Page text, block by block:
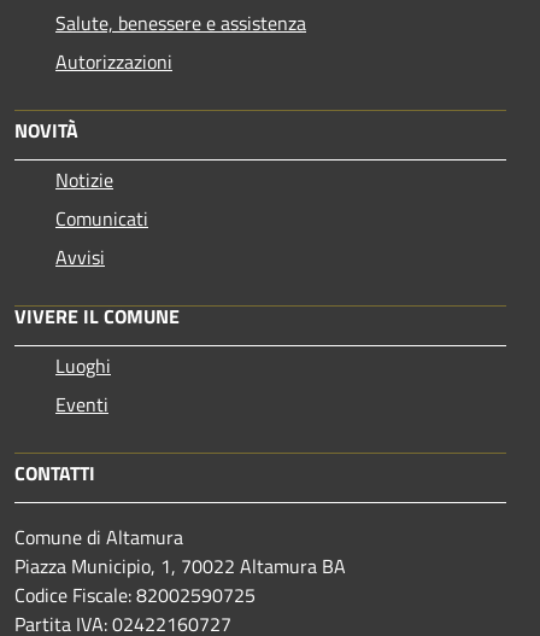
Salute, benessere e assistenza
Autorizzazioni
NOVITÀ
Notizie
Comunicati
Avvisi
VIVERE IL COMUNE
Luoghi
Eventi
CONTATTI
Comune di Altamura
Piazza Municipio, 1, 70022 Altamura BA
Codice Fiscale: 82002590725
Partita IVA: 02422160727